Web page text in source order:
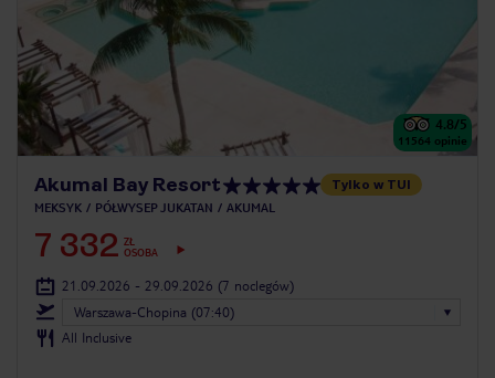
4.8/5
11564 opinie
Akumal Bay Resort Tylko w TUI
MEKSYK PÓŁWYSEP JUKATAN AKUMAL
7 332 ZŁ
OSOBA
21.09.2026 - 29.09.2026 (7 noclegów)
Warszawa-Chopina (07:40)
All Inclusive